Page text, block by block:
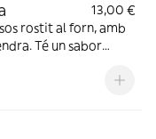
13,00 €
rostit al forn, amb
Té un sabor